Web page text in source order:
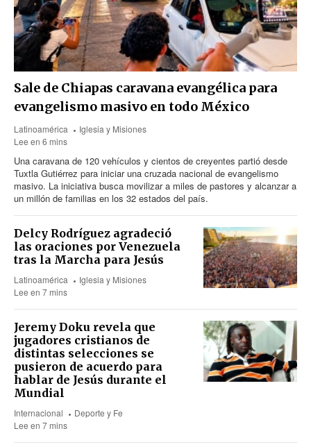
Sale de Chiapas caravana evangélica para
evangelismo masivo en todo México
Latinoamérica
Iglesia y Misiones
Lee en 6 mins
Una caravana de 120 vehículos y cientos de creyentes partió desde
Tuxtla Gutiérrez para iniciar una cruzada nacional de evangelismo
masivo. La iniciativa busca movilizar a miles de pastores y alcanzar a
un millón de familias en los 32 estados del país.
Delcy Rodríguez agradeció
las oraciones por Venezuela
tras la Marcha para Jesús
Latinoamérica
Iglesia y Misiones
Lee en 7 mins
Jeremy Doku revela que
jugadores cristianos de
distintas selecciones se
pusieron de acuerdo para
hablar de Jesús durante el
Mundial
Internacional
Deporte y Fe
Lee en 7 mins